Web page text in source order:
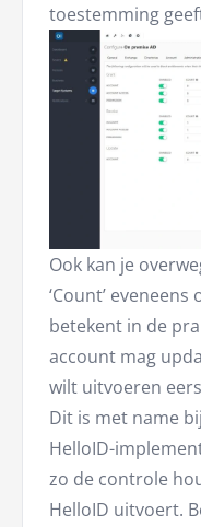
toestemming
Ook kan je
‘Count’ eveneens
betekent in de
account mag
wilt uitvoeren
Dit is met name
HelloID-
zo de controle
HelloID uitvoert.